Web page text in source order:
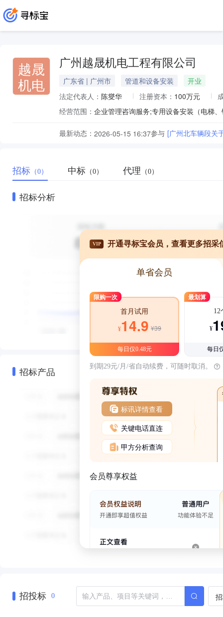
越晟
机电
广州越晟机电工程有限公司
广东省 | 广州市 管道和设备安装
开业
法定代表人： 陈燮华 注册资本： 100万元
经营范围：
最新动态： 2026-05-15 16:37参与 [广州北车辆段关
招标 （0） 中标 （0） 代理 （0）
招标分析
招标产品
VIP 开通寻标宝会员，查看更多招采
单省会员
限购一次
首月试用
¥14.9 ¥39
每日仅0.48元
最划算
12
¥
每日
到期29元/月/省自动续费，可随时取消。
标讯详情查看
关键电话直连
甲方分析查询
会员尊享权益
招投标 0